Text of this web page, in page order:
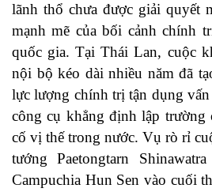
lãnh thổ chưa được giải quyết
mạnh mẽ của bối cảnh chính
quốc gia. Tại Thái Lan, cuộc
nội bộ kéo dài nhiều năm đã
lực lượng chính trị tận dụng
công cụ khẳng định lập trường
cố vị thế trong nước. Vụ rò rỉ
tướng Paetongtarn
Campuchia Hun Sen vào cuối